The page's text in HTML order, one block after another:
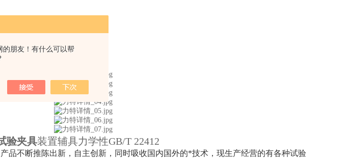
的朋友！有什么可以帮
验夹具装置辅具力学性GB/T 22412
品不断推陈出新，自主创新，同时吸收国内国外的*技术，现生产经营的有各种试验